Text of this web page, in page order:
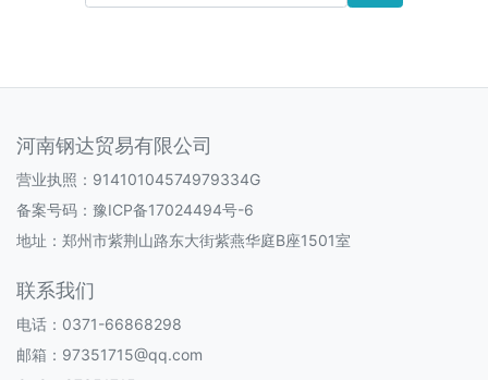
河南钢达贸易有限公司
营业执照：91410104574979334G
备案号码： 豫ICP备17024494号-6
地址：郑州市紫荆山路东大街紫燕华庭B座1501室
联系我们
电话：0371-66868298
邮箱：97351715@qq.com